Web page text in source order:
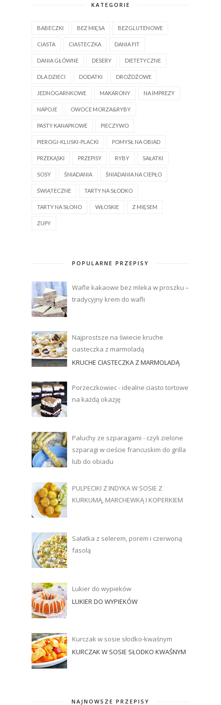
KATEGORIE
BABECZKI BEZ MIĘSA BEZGLUTENOWE
CIASTA CIASTECZKA DANIA FIT
DANIA GŁÓWNE DESERY DIETETYCZNE
DLA DZIECI DODATKI DROŻDŻOWE
JEDNOGARNKOWE MAKARONY NA IMPREZY
NAPOJE OWOCE MORZA&RYBY
PASTY KANAPKOWE PIECZYWO
PIEROGI-KLUSKI-PLACKI POMYSŁ NA OBIAD
PRZEKĄSKI PRZEPISY RYBY SAŁATKI
SOSY ŚNIADANIA ŚNIADANIA NA CIEPŁO
ŚWIĄTECZNE TARTY NA SŁODKO
TARTY NA SŁONO WŁOSKIE Z MIĘSEM
ZUPY
POPULARNE PRZEPISY
Wafle kakaowe bez mleka w proszku –
tradycyjny krem do wafli
Najprostsze na świecie kruche
ciasteczka z marmoladą
KRUCHE CIASTECZKA Z MARMOLADĄ
Porzeczkowiec - idealne ciasto tortowe
na każdą okazję
Paluchy ze szparagami - czyli zielone
szparagi w cieście francuskim do grilla
lub do obiadu
PULPECIKI Z INDYKA W SOSIE Z
KURKUMĄ, MARCHEWKĄ I KOPERKIEM
Sałatka z selerem, porem i czerwoną
fasolą
Lukier do wypieków
LUKIER DO WYPIEKÓW
Kurczak w sosie słodko-kwaśnym
KURCZAK W SOSIE SŁODKO KWAŚNYM
NAJNOWSZE PRZEPISY